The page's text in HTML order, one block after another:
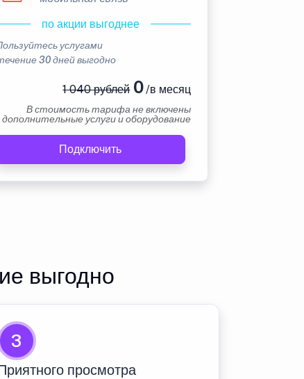
по акции выгоднее
услугами
30 дней выгодно
1 040 рублей0/в месяц
В стоимость тарифа не включены
дополнительные услуги и оборудование
Подключить
выгодно
3
просмотра